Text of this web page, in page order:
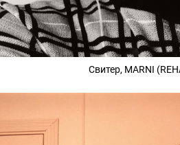
Свитер, MARNI